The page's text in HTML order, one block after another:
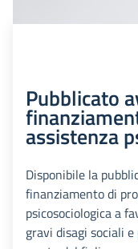
Pubblicato
assistenza
Disponibile la
finanziamento di
psicosociologica a
gravi disagi sociali